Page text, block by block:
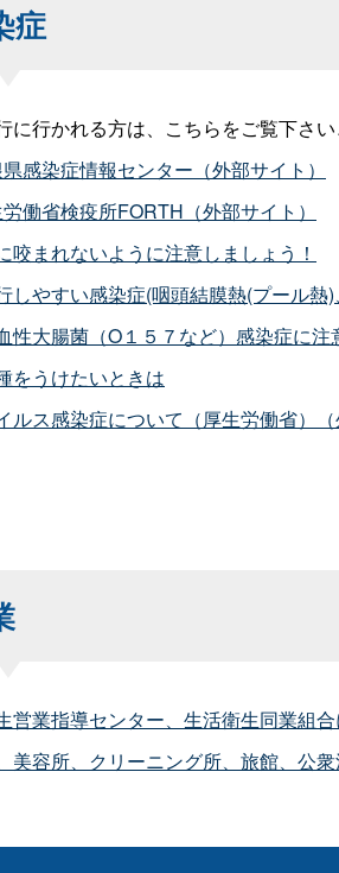
症
に行かれる方は、こちらをご覧下さ
感染症情報センター（外部サイト）
働省検疫所FORTH（外部サイト）
咬まれないように注意しましょう！
しやすい感染症(咽頭結膜熱(プール
性大腸菌（O１５７など）感染症に注
をうけたいときは
ルス感染症について（厚生労働省）（
営業指導センター、生活衛生同業組
美容所、クリーニング所、旅館、公